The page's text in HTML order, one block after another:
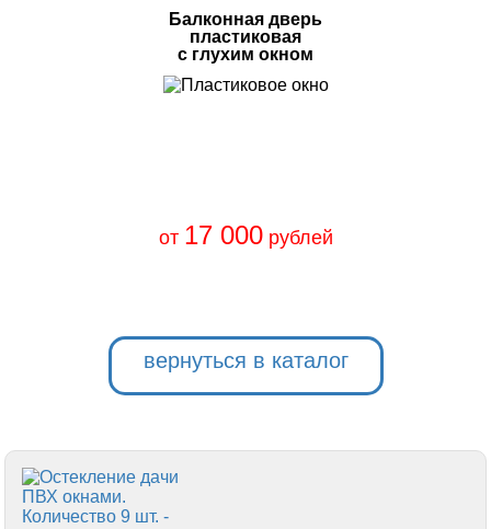
Балконная дверь
пластиковая
с глухим окном
от 17 000рублей
вернуться в каталог